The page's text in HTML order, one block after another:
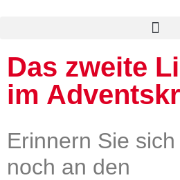
Das zweite
im
Erinnern Sie
noch an den